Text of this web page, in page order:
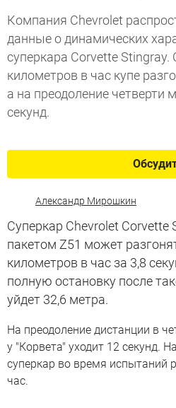
Компания Chevrolet
данные о динамических
суперкара Corvette Stingray.
километров в час купе
а на преодоление четверти
секунд.
Александр Мирошкин
Суперкар Chevrolet Corvette
пакетом Z51 может
километров в час за 3,8
полную остановку после
уйдет 32,6 метра.
На преодоление дистанции в
у "Корвета" уходит 12 секунд.
суперкар во время испытаний
час.